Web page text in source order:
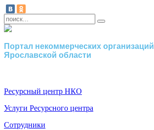
Портал некоммерческих организаций
Ярославской области
Ресурсный центр НКО
Услуги Ресурсного центра
Сотрудники